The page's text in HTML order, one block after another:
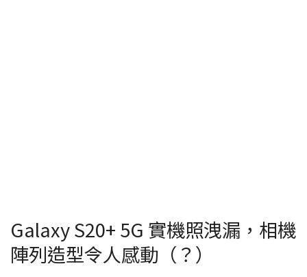
Galaxy S20+ 5G 實機照洩漏，相機
陣列造型令人感動（？）